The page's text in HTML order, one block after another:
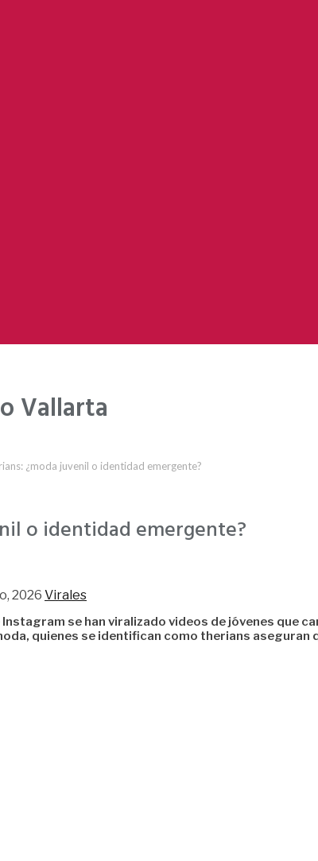
Vallarta
¿moda juvenil o identidad emergente?
o identidad emergente?
2026 Virales
se han viralizado videos de jóvenes que
quienes se identifican como therians